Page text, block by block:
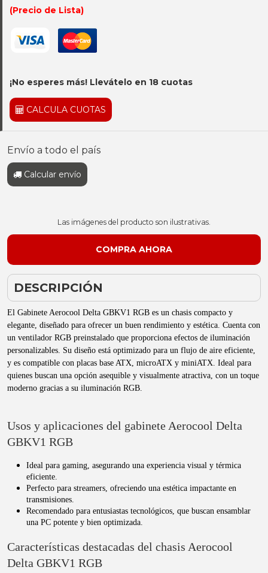
(Precio de Lista)
¡No esperes más! Llevátelo en 18 cuotas
CALCULA CUOTAS
Envío a todo el país
Calcular envío
Las imágenes del producto son ilustrativas.
DESCRIPCIÓN
El Gabinete Aerocool Delta GBKV1 RGB es un chasis compacto y
elegante, diseñado para ofrecer un buen rendimiento y estética. Cuenta con
un ventilador RGB preinstalado que proporciona efectos de iluminación
personalizables. Su diseño está optimizado para un flujo de aire eficiente,
y es compatible con placas base ATX, microATX y miniATX. Ideal para
quienes buscan una opción asequible y visualmente atractiva, con un toque
moderno gracias a su iluminación RGB.
Usos y aplicaciones del gabinete Aerocool Delta
GBKV1 RGB
Ideal para gaming, asegurando una experiencia visual y térmica
eficiente.
Perfecto para streamers, ofreciendo una estética impactante en
transmisiones.
Recomendado para entusiastas tecnológicos, que buscan ensamblar
una PC potente y bien optimizada.
Características destacadas del chasis Aerocool
Delta GBKV1 RGB